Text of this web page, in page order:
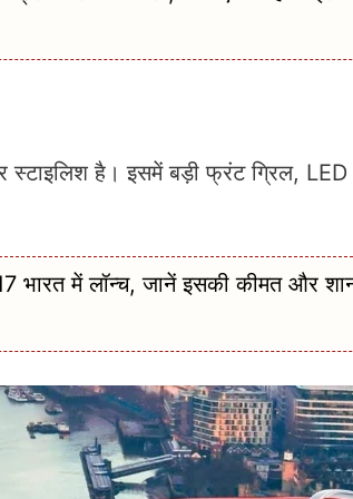
है। इसमें बड़ी फ्रंट ग्रिल, LED
में लॉन्च, जानें इसकी कीमत और